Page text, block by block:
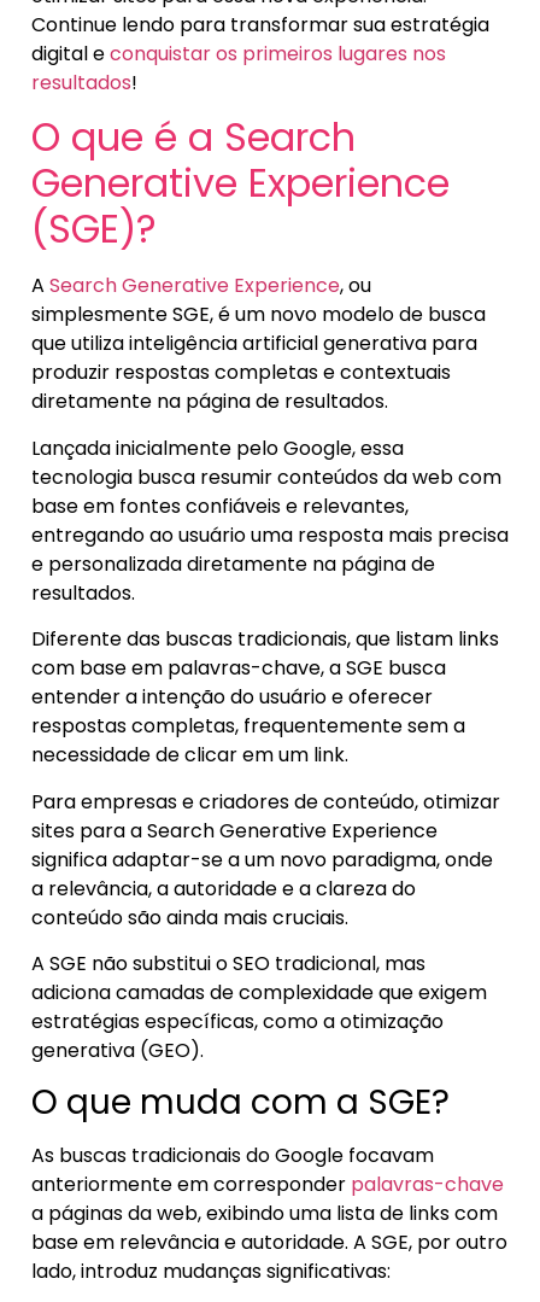
Continue lendo para transformar sua estratégia
digital econquistar os primeiros lugares nos
resultados!
O que é a Search
Generative Experience
(SGE)?
A Search Generative Experience, ou
simplesmente SGE, é um novo modelo de busca
que utiliza inteligência artificial generativa para
produzir respostas completas e contextuais
diretamente na página de resultados.
Lançada inicialmente pelo Google, essa
tecnologia busca resumir conteúdos da web com
base em fontes confiáveis e relevantes,
entregando ao usuário uma resposta mais precisa
e personalizada diretamente na página de
resultados.
Diferente das buscas tradicionais, que listam links
com base em palavras-chave, a SGE busca
entender a intenção do usuário e oferecer
respostas completas, frequentemente sem a
necessidade de clicar em um link.
Para empresas e criadores de conteúdo, otimizar
sites para a Search Generative Experience
significa adaptar-se a um novo paradigma, onde
a relevância, a autoridade e a clareza do
conteúdo são ainda mais cruciais.
A SGE não substitui o SEO tradicional, mas
adiciona camadas de complexidade que exigem
estratégias específicas, como a otimização
generativa (GEO).
O que muda com a SGE?
As buscas tradicionais do Google focavam
anteriormente em corresponder palavras-chave
a páginas da web, exibindo uma lista de links com
base em relevância e autoridade. A SGE, por outro
lado, introduz mudanças significativas: